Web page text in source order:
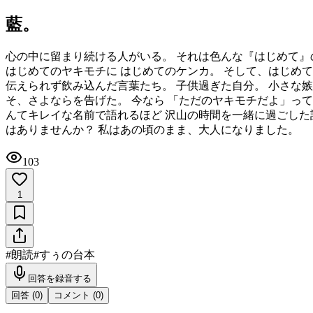
藍。
心の中に留まり続ける人がいる。 それは色んな『はじめて
はじめてのヤキモチに はじめてのケンカ。 そして、はじめ
伝えられず飲み込んだ言葉たち。 子供過ぎた自分。 小さな
そ、さよならを告げた。 今なら 「ただのヤキモチだよ」っ
んてキレイな名前で語れるほど 沢山の時間を一緒に過ごし
はありませんか？ 私はあの頃のまま、大人になりました。
103
1
#朗読#すぅの台本
回答を録音する
回答 (0) コメント (0)